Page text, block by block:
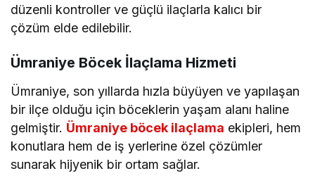
düzenli kontroller ve güçlü ilaçlarla kalıcı bir
çözüm elde edilebilir.
Ümraniye Böcek İlaçlama Hizmeti
Ümraniye, son yıllarda hızla büyüyen ve yapılaşan
bir ilçe olduğu için böceklerin yaşam alanı haline
gelmiştir. Ümraniye böcek ilaçlama ekipleri, hem
konutlara hem de iş yerlerine özel çözümler
sunarak hijyenik bir ortam sağlar.